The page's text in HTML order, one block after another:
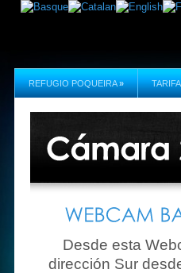
REFUGIO POQUEIRA »
Desde esta
dirección Sur